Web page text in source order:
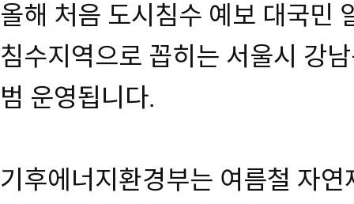
올해 처음 도시침수 예보 대국민
침수지역으로 꼽히는 서울시 강
범 운영됩니다.
기후에너지환경부는 여름철 자